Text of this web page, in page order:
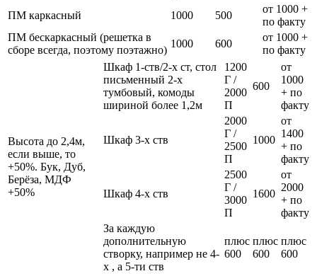
ПМ каркасный 1000 500
от 1000 +
по факту
ПМ бескаркасный (решетка в
сборе всегда, поэтому поэтажно)
1000 600
от 1000 +
по факту
Высота до 2,4м,
если выше, то
+50%. Бук, Дуб,
Берёза, МДФ
+50%
Шкаф 1-ств/2-х ст, стол
письменный 2-х
тумбовый, комоды
шириной более 1,2м
1200
Г /
2000
П
600
от
1000
+ по
факту
Шкаф 3-х ств
2000
Г /
2500
П
1000
от
1400
+ по
факту
Шкаф 4-х ств
2500
Г /
3000
П
1600
от
2000
+ по
факту
За каждую
дополнительную
створку, например не 4-
х , а 5-ти ств
плюс
600
плюс
600
плюс
600